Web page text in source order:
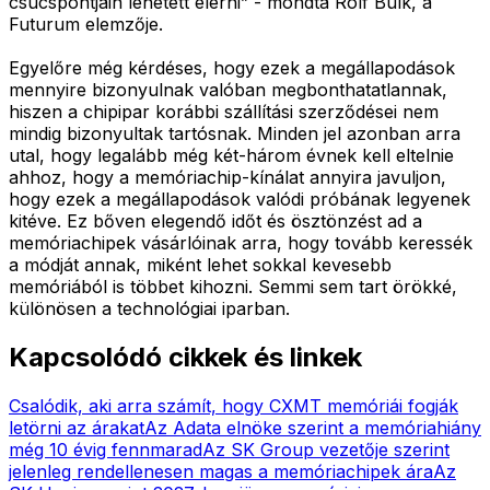
Futurum elemzője.
Egyelőre még kérdéses, hogy ezek a megállapodások
mennyire bizonyulnak valóban megbonthatatlannak,
hiszen a chipipar korábbi szállítási szerződései nem
mindig bizonyultak tartósnak. Minden jel azonban arra
utal, hogy legalább még két-három évnek kell eltelnie
ahhoz, hogy a memóriachip-kínálat annyira javuljon,
hogy ezek a megállapodások valódi próbának legyenek
kitéve. Ez bőven elegendő időt és ösztönzést ad a
memóriachipek vásárlóinak arra, hogy tovább keressék
a módját annak, miként lehet sokkal kevesebb
memóriából is többet kihozni. Semmi sem tart örökké,
különösen a technológiai iparban.
Kapcsolódó cikkek és linkek
Csalódik, aki arra számít, hogy CXMT memóriái fogják
letörni az árakatAz Adata elnöke szerint a memóriahiány
még 10 évig fennmaradAz SK Group vezetője szerint
jelenleg rendellenesen magas a memóriachipek áraAz